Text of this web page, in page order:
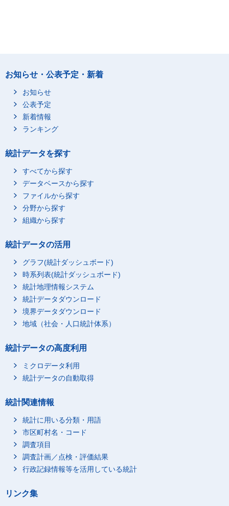
お知らせ・公表予定・新着
お知らせ
公表予定
新着情報
ランキング
統計データを探す
すべてから探す
データベースから探す
ファイルから探す
分野から探す
組織から探す
統計データの活用
グラフ(統計ダッシュボード)
時系列表(統計ダッシュボード)
統計地理情報システム
統計データダウンロード
境界データダウンロード
地域（社会・人口統計体系）
統計データの高度利用
ミクロデータ利用
統計データの自動取得
統計関連情報
統計に用いる分類・用語
市区町村名・コード
調査項目
調査計画／点検・評価結果
行政記録情報等を活用している統計
リンク集